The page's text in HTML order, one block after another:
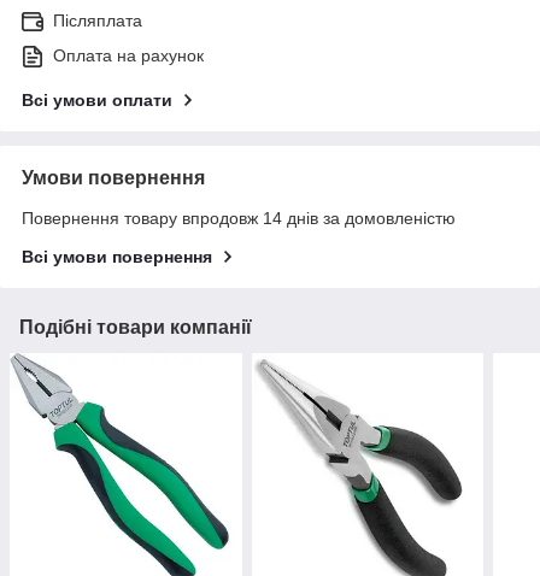
Післяплата
Оплата на рахунок
Всі умови оплати
Умови повернення
Повернення товару впродовж 14 днів за домовленістю
Всі умови повернення
Подібні товари компанії